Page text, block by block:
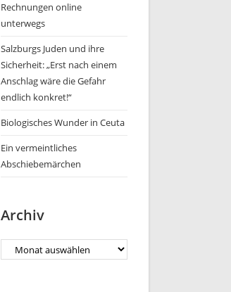
Rechnungen online
unterwegs
Salzburgs Juden und ihre
Sicherheit: „Erst nach einem
Anschlag wäre die Gefahr
endlich konkret!“
Biologisches Wunder in Ceuta
Ein vermeintliches
Abschiebemärchen
Archiv
Archiv